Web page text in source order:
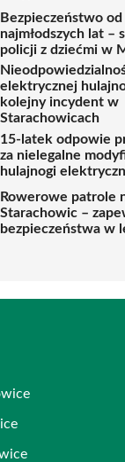
Bezpieczeństwo od
najmłodszych lat –
policji z dziećmi w
elektrycznej
kolejny incydent w
Starachowicach
15-latek odpowie
za nielegalne
hulajnogi
Rowerowe patrole
Starachowic –
bezpieczeństwa w